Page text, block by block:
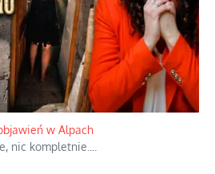
Słowiańskie wybraniectwo w krzywym
zwierciadle